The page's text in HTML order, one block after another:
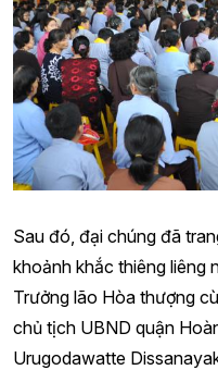
Sau đó, đại chúng đã
khoảnh khắc thiêng liêng
Trưởng lão Hòa thượng
chủ tịch UBND quận
Urugodawatte